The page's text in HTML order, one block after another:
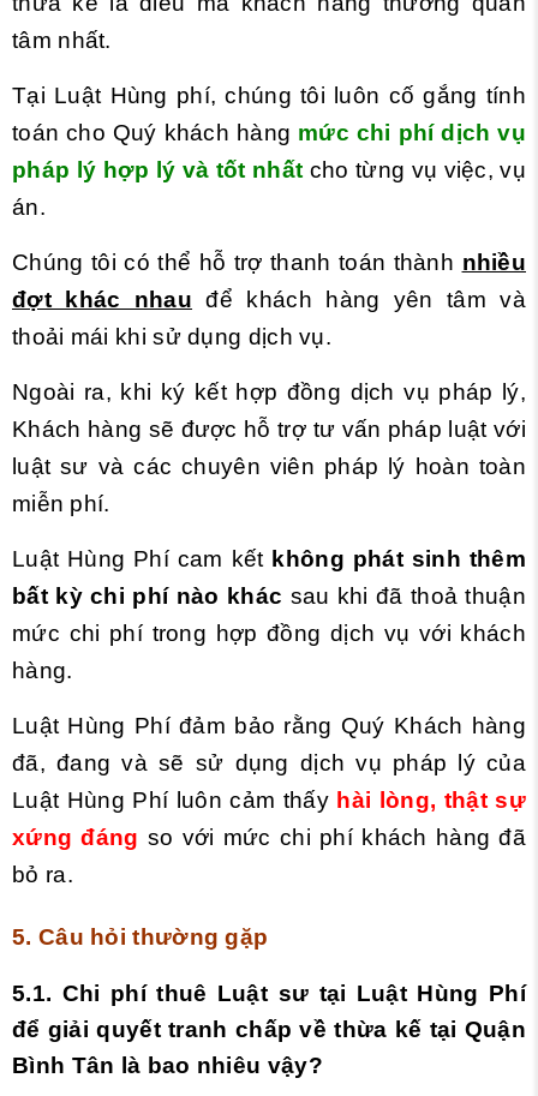
tâm nhất.
Tại Luật Hùng phí, chúng tôi luôn cố gắng tính
toán cho Quý khách hàng mức chi phí dịch vụ
pháp lý hợp lý và tốt nhất cho từng vụ việc, vụ
án.
Chúng tôi có thể hỗ trợ thanh toán thành nhiều
đợt khác nhau để khách hàng yên tâm và
thoải mái khi sử dụng dịch vụ.
Ngoài ra, khi ký kết hợp đồng dịch vụ pháp lý,
Khách hàng sẽ được hỗ trợ tư vấn pháp luật với
luật sư và các chuyên viên pháp lý hoàn toàn
miễn phí.
Luật Hùng Phí cam kết không phát sinh thêm
bất kỳ chi phí nào khác sau khi đã thoả thuận
mức chi phí trong hợp đồng dịch vụ với khách
hàng.
Luật Hùng Phí đảm bảo rằng Quý Khách hàng
đã, đang và sẽ sử dụng dịch vụ pháp lý của
Luật Hùng Phí luôn cảm thấy hài lòng, thật sự
xứng đáng so với mức chi phí khách hàng đã
bỏ ra.
5. Câu hỏi thường gặp
5.1. Chi phí thuê Luật sư tại Luật Hùng Phí
để giải quyết tranh chấp về thừa kế tại Quận
Bình Tân là bao nhiêu vậy?